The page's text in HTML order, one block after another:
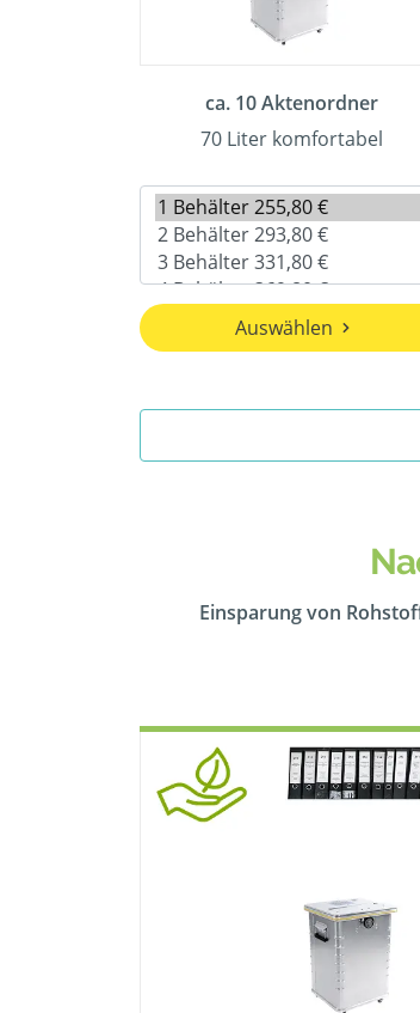
ca. 10 Aktenordner
70 Liter komfortabel
Auswählen
Einsparung von